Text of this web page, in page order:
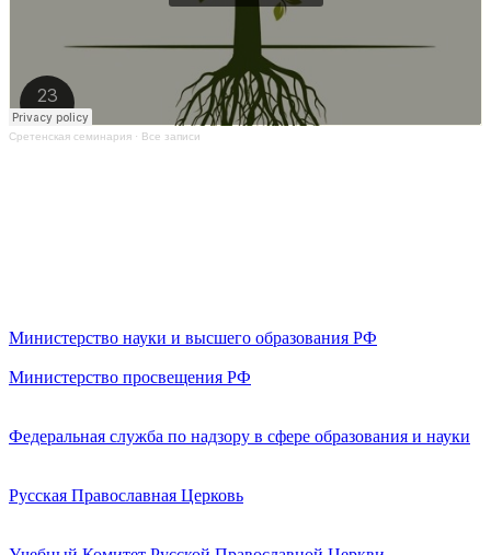
Сретенская семинария · Все записи
Министерство науки и высшего образования РФ
Министерство просвещения РФ
Федеральная служба по надзору в сфере образования и науки
Русская Православная Церковь